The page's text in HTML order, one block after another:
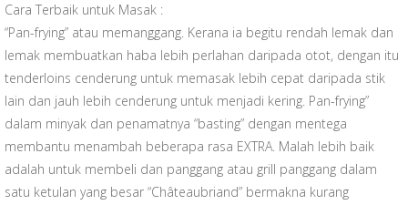
Cara Terbaik untuk Masak :
“Pan-frying” atau memanggang. Kerana ia begitu rendah lemak dan
lemak membuatkan haba lebih perlahan daripada otot, dengan itu
tenderloins cenderung untuk memasak lebih cepat daripada stik
lain dan jauh lebih cenderung untuk menjadi kering. Pan-frying”
dalam minyak dan penamatnya “basting” dengan mentega
membantu menambah beberapa rasa EXTRA. Malah lebih baik
adalah untuk membeli dan panggang atau grill panggang dalam
satu ketulan yang besar “Châteaubriand” bermakna kurang